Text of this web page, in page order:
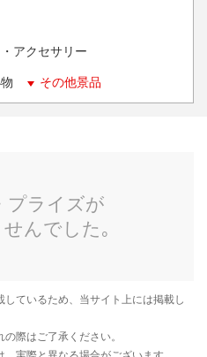
アクセサリー
その他景品